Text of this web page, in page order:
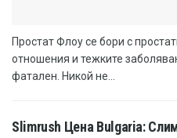
Простат Флоу се бори с
отношения и тежките
фатален. Никой не...
Slimrush Цена Bulgaria: